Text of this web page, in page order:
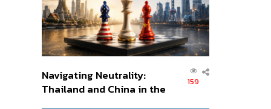
Navigating Neutrality:
Thailand and China in the
159